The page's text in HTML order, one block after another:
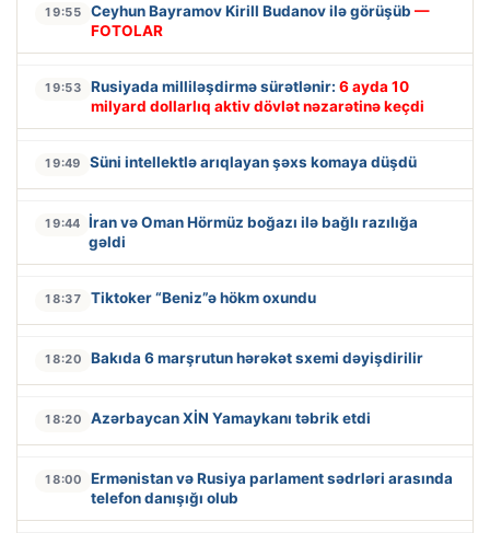
19:55 Ceyhun Bayramov Kirill Budanov ilə görüşüb —
FOTOLAR
19:53 Rusiyada milliləşdirmə sürətlənir: 6 ayda 10
milyard dollarlıq aktiv dövlət nəzarətinə keçdi
19:49 Süni intellektlə arıqlayan şəxs komaya düşdü
19:44 İran və Oman Hörmüz boğazı ilə bağlı razılığa
gəldi
18:37 Tiktoker “Beniz”ə hökm oxundu
18:20 Bakıda 6 marşrutun hərəkət sxemi dəyişdirilir
18:20 Azərbaycan XİN Yamaykanı təbrik etdi
18:00
Ermənistan və Rusiya parlament sədrləri arasında
telefon danışığı olub